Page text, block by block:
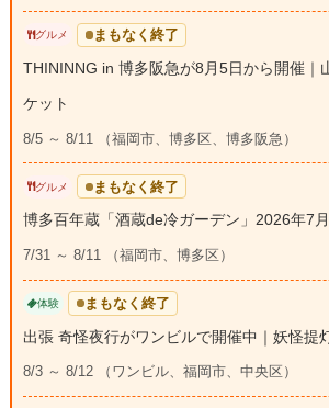
グルメ まもなく終了
THININNG in 博多阪急が8月5日から開催｜
ケット
8/5 ～ 8/11 （福岡市、博多区、博多阪急）
グルメ まもなく終了
博多百年蔵「酒蔵de冷ガーデン」2026年7
7/31 ～ 8/11 （福岡市、博多区）
体験 まもなく終了
出張 奇怪夜行がワンビルで開催中｜妖怪提
8/3 ～ 8/12 （ワンビル、福岡市、中央区）